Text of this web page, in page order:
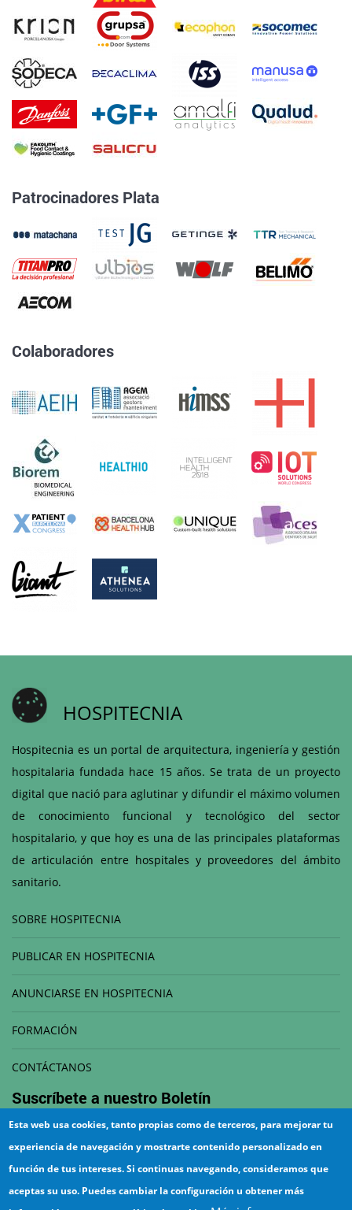
Patrocinadores Plata
Colaboradores
HOSPITECNIA
Hospitecnia es un portal de arquitectura, ingeniería y gestión
hospitalaria fundada hace 15 años. Se trata de un proyecto
digital que nació para aglutinar y difundir el máximo volumen
de conocimiento funcional y tecnológico del sector
hospitalario, y que hoy es una de las principales plataformas
de articulación entre hospitales y proveedores del ámbito
sanitario.
SOBRE HOSPITECNIA
PUBLICAR EN HOSPITECNIA
ANUNCIARSE EN HOSPITECNIA
FORMACIÓN
CONTÁCTANOS
Suscríbete a nuestro Boletín
Esta web usa cookies, tanto propias como de terceros, para mejorar tu
experiencia de navegación y mostrarte contenido personalizado en
función de tus intereses. Si continuas navegando, consideramos que
aceptas su uso. Puedes cambiar la configuración u obtener más